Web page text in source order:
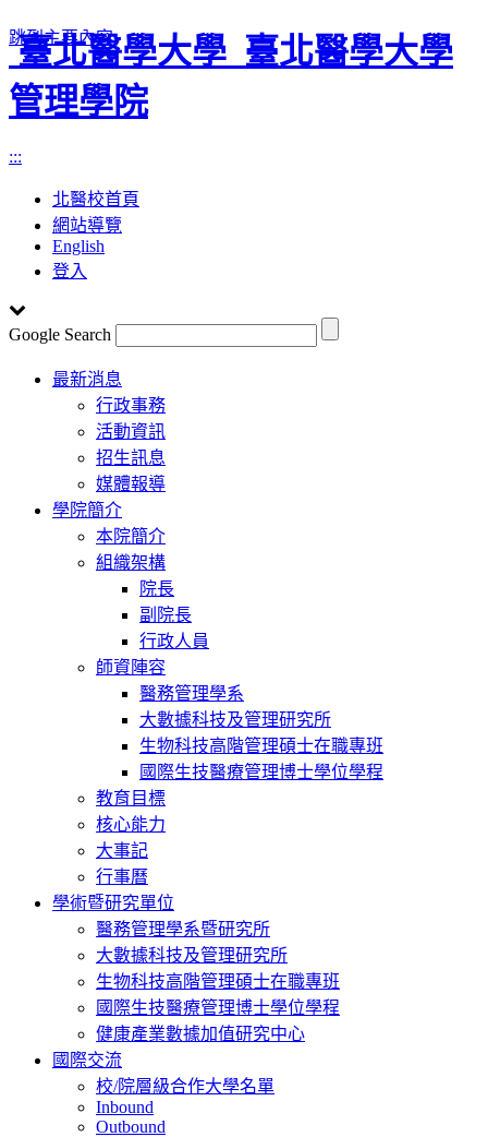
跳到主要內容
臺北醫學大學 臺北醫學大學
管理學院
:::
北醫校首頁
網站導覽
English
登入
Google Search
Toggle
navigation
最新消息
行政事務
活動資訊
招生訊息
媒體報導
學院簡介
本院簡介
組織架構
院長
副院長
行政人員
師資陣容
醫務管理學系
大數據科技及管理研究所
生物科技高階管理碩士在職專班
國際生技醫療管理博士學位學程
教育目標
核心能力
大事記
行事曆
學術暨研究單位
醫務管理學系暨研究所
大數據科技及管理研究所
生物科技高階管理碩士在職專班
國際生技醫療管理博士學位學程
健康產業數據加值研究中心
國際交流
校/院層級合作大學名單
Inbound
Outbound